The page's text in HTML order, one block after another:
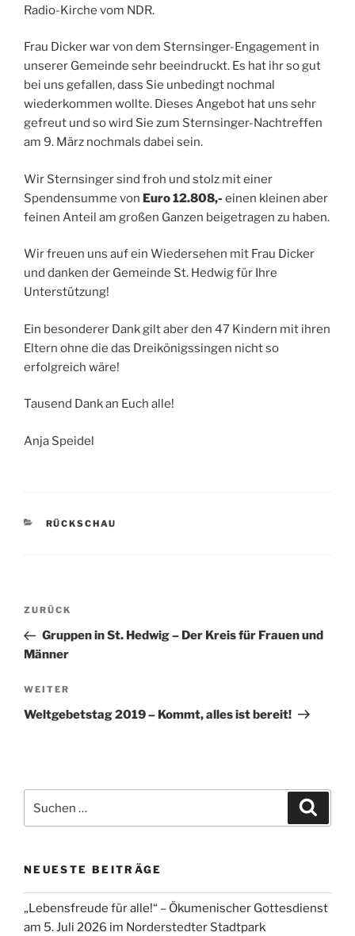
Radio-Kirche vom NDR.
Frau Dicker war von dem Sternsinger-Engagement in
unserer Gemeinde sehr beeindruckt. Es hat ihr so gut
bei uns gefallen, dass Sie unbedingt nochmal
wiederkommen wollte. Dieses Angebot hat uns sehr
gefreut und so wird Sie zum Sternsinger-Nachtreffen
am 9. März nochmals dabei sein.
Wir Sternsinger sind froh und stolz mit einer
Spendensumme von Euro 12.808,- einen kleinen aber
feinen Anteil am großen Ganzen beigetragen zu haben.
Wir freuen uns auf ein Wiedersehen mit Frau Dicker
und danken der Gemeinde St. Hedwig für Ihre
Unterstützung!
Ein besonderer Dank gilt aber den 47 Kindern mit ihren
Eltern ohne die das Dreikönigssingen nicht so
erfolgreich wäre!
Tausend Dank an Euch alle!
Anja Speidel
KATEGORIEN
RÜCKSCHAU
Beitragsnavigation
Vorheriger
Beitrag
ZURÜCK
Gruppen in St. Hedwig – Der Kreis für Frauen und
Männer
Nächster
Beitrag
WEITER
Weltgebetstag 2019 – Kommt, alles ist bereit!
nach:
NEUESTE BEITRÄGE
„Lebensfreude für alle!“ – Ökumenischer Gottesdienst
am 5. Juli 2026 im Norderstedter Stadtpark